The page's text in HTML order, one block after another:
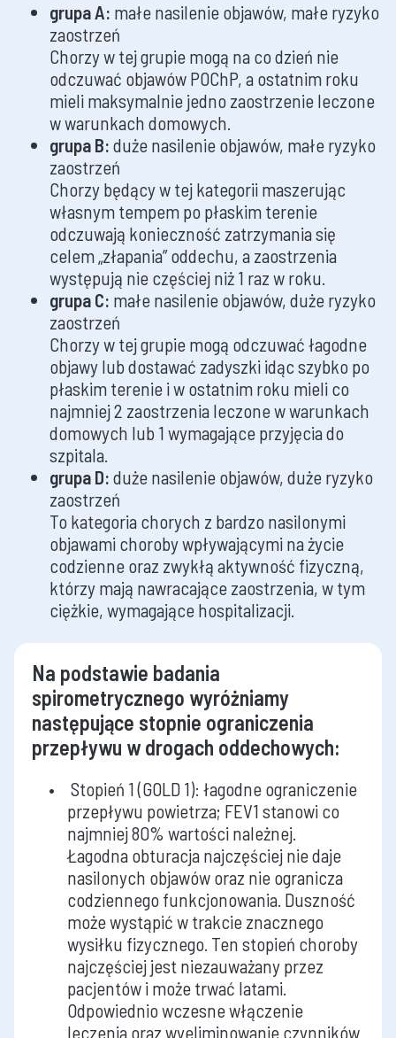
grupa A: małe nasilenie objawów, małe ryzyko
zaostrzeń
Chorzy w tej grupie mogą na co dzień nie
odczuwać objawów POChP, a ostatnim roku
mieli maksymalnie jedno zaostrzenie leczone
w warunkach domowych.
grupa B: duże nasilenie objawów, małe ryzyko
zaostrzeń
Chorzy będący w tej kategorii maszerując
własnym tempem po płaskim terenie
odczuwają konieczność zatrzymania się
celem „złapania” oddechu, a zaostrzenia
występują nie częściej niż 1 raz w roku.
grupa C: małe nasilenie objawów, duże ryzyko
zaostrzeń
Chorzy w tej grupie mogą odczuwać łagodne
objawy lub dostawać zadyszki idąc szybko po
płaskim terenie i w ostatnim roku mieli co
najmniej 2 zaostrzenia leczone w warunkach
domowych lub 1 wymagające przyjęcia do
szpitala.
grupa D: duże nasilenie objawów, duże ryzyko
zaostrzeń
To kategoria chorych z bardzo nasilonymi
objawami choroby wpływającymi na życie
codzienne oraz zwykłą aktywność fizyczną,
którzy mają nawracające zaostrzenia, w tym
ciężkie, wymagające hospitalizacji.
Na podstawie badania
spirometrycznego wyróżniamy
następujące stopnie ograniczenia
przepływu w drogach oddechowych:
Stopień 1 (GOLD 1): łagodne ograniczenie
przepływu powietrza; FEV1 stanowi co
najmniej 80% wartości należnej.
Łagodna obturacja najczęściej nie daje
nasilonych objawów oraz nie ogranicza
codziennego funkcjonowania. Duszność
może wystąpić w trakcie znacznego
wysiłku fizycznego. Ten stopień choroby
najczęściej jest niezauważany przez
pacjentów i może trwać latami.
Odpowiednio wczesne włączenie
leczenia oraz wyeliminowanie czynników